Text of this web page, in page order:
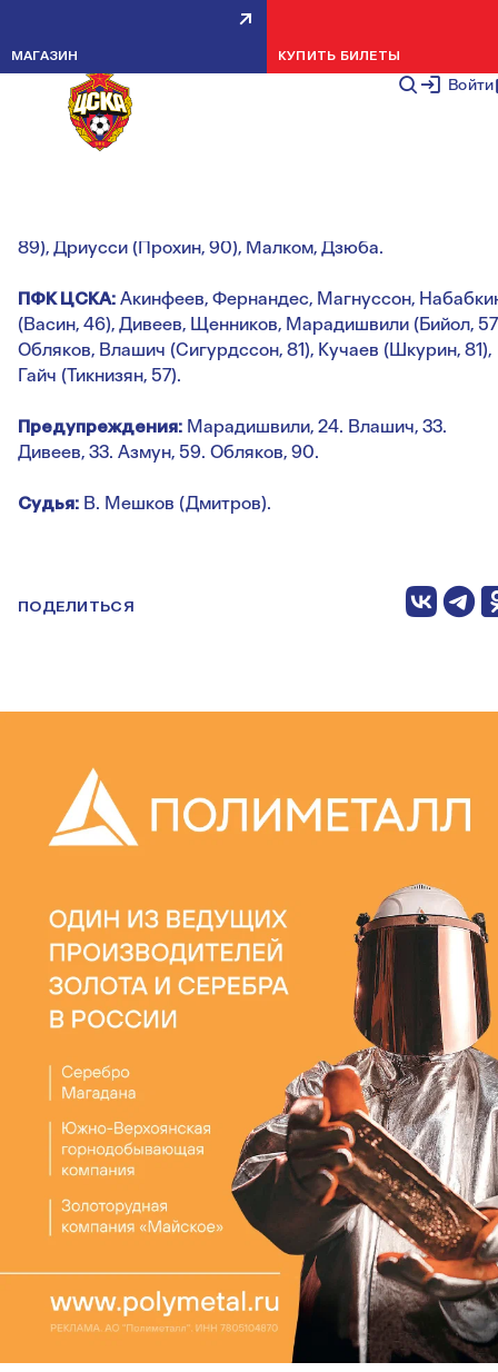
Войти
МАГАЗИН КУПИТЬ БИЛЕТЫ
ЗЕНИТ — ПФК ЦСКА — 2:1
НОВОСТИ КОМАНДЫ 19 АВГУСТА
Азмун, 19 (1:0). Влашич, 26 (1:1). Азмун, 69 (2:1).
89), Дриусси (Прохин, 90), Малком, Дзюба.
ПФК ЦСКА: Акинфеев, Фернандес, Магнуссон,
(Васин, 46), Дивеев, Щенников, Марадишвили (Бийол,
Обляков, Влашич (Сигурдссон, 81), Кучаев (Шкурин, 81),
Гайч (Тикнизян, 57).
Предупреждения: Марадишвили, 24. Влашич, 33.
Дивеев, 33. Азмун, 59. Обляков, 90.
Судья: В. Мешков (Дмитров).
ПОДЕЛИТЬСЯ